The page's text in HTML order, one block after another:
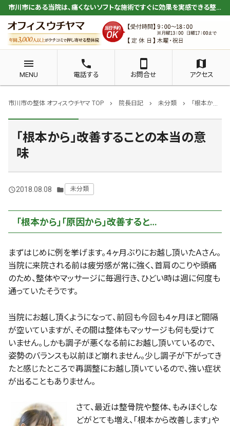
市川市にある当院は、痛くないソフトな施術ですぐに効果を実感できる整体が人気
menu
MENU
phone
電話する
smartphone
お問合せ
map
アクセス
市川市の整体 オフィスウチヤマ TOP chevron_right 院長日記 chevron_right 未分類 chevron_right 「根本から」改善することの本当の意味
「根本から」改善することの本当の意
味
query_builder2018.08.08 folder 未分類
「根本から」「原因から」改善すると…
まずはじめに例を挙げます。４ヶ月ぶりにお越し頂いたＡさん。
当院に来院される前は疲労感が常に強く、首肩のこりや頭痛
のため、整体やマッサージに毎週行き、ひどい時は週に何度も
通っていたそうです。
当院にお越し頂くようになって、前回も今回も４ヶ月ほど間隔
が空いていますが、その間は整体もマッサージも何も受けて
いません。しかも調子が悪くなる前にお越し頂いているので、
姿勢のバランスも以前ほど崩れません。少し調子が下がってき
たと感じたところで再調整にお越し頂いているので、強い症状
が出ることもありません。
さて、最近は整骨院や整体、もみほぐしな
どがとても増え、「根本から改善します」や